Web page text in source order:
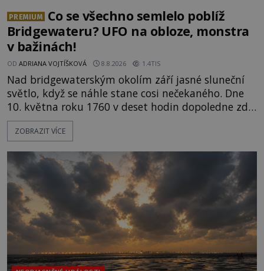
PREMIUM
Co se všechno semlelo poblíž
Bridgewateru? UFO na obloze, monstra
v bažinách!
OD ADRIANA VOJTÍŠKOVÁ 8.8.2026 1.4TIS
Nad bridgewaterským okolím září jasné sluneční
světlo, když se náhle stane cosi nečekaného. Dne
10. května roku 1760 v deset hodin dopoledne zde
dojde k vůbec prvnímu historicky doloženému
přeletu UFO. Podle záznamů vyzařuje takové
jen o nějaký optický klam, nebo se zde skutečně
právě vznáší mimozemská loď
ZOBRAZIT VÍCE